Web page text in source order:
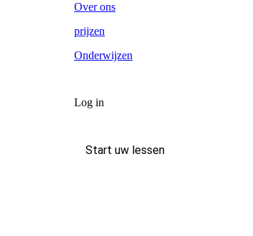
Over ons
prijzen
Onderwijzen
Log in
Start uw lessen